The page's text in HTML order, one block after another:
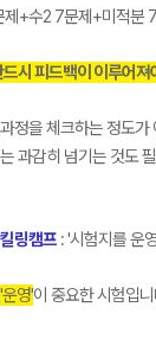
+수2 7문제+미적분
드시 피드백이 이루어져
정을 체크하는 정도
과감히 넘기는 것도
링캠프 : '시험지를 운
'운영'이 중요한 시험입